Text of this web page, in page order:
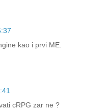
kao i prvi ME.
cRPG zar ne ?